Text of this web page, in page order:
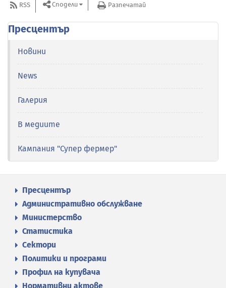
RSS Сподели Разпечатай
Пресцентър
Новини
News
Галерия
В медиите
Кампания "Супер фермер"
Пресцентър
Административно обслужване
Министерство
Статистика
Сектори
Политики и програми
Профил на купувача
Нормативни актове